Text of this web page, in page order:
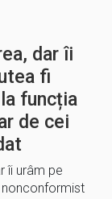
dar îi
fi
funcția
de cei
îi urâm pe
nonconformist